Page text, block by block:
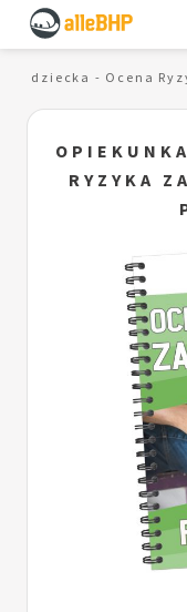
do dziecka - Ocena
RYZYKA